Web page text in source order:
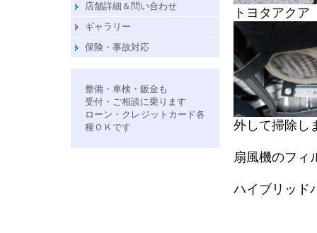
トヨタアク
外して掃除し
扇風機のフ
ハイブリッド
店舗詳細＆問い合わせ
ギャラリー
保険・事故対応
整備・車検・鈑金も
受付・ご相談に乗ります
ローン・クレジットカード各
種ＯＫです